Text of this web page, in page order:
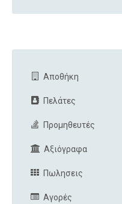
Αποθήκη
Πελάτες
Προμηθευτές
Αξιόγραφα
Πωλησεις
Αγορές